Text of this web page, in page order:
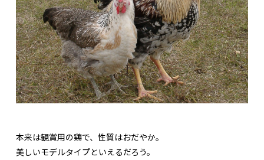
本来は観賞用の鶏で、性質はおだやか。
美しいモデルタイプといえるだろう。